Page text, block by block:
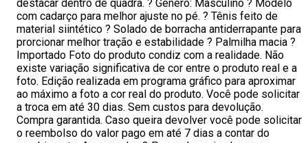
destacar dentro de quadra. ? Gênero: Masculino ? Modelo
com cadarço para melhor ajuste no pé. ? Tênis feito de
material siintético ? Solado de borracha antiderrapante para
prorcionar melhor tração e estabilidade ? Palmilha macia ?
Importado Foto do produto condiz com a realidade. Não
existe variação significativa de cor entre o produto real e a
foto. Edição realizada em programa gráfico para aproximar
ao máximo a foto a cor real do produto. Você pode solicitar
a troca em até 30 dias. Sem custos para devolução.
Compra garantida. Caso queira devolver você pode solicitar
o reembolso do valor pago em até 7 dias a contar do